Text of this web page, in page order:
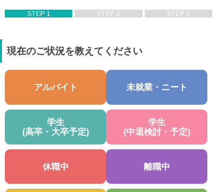
STEP 1 STEP 2 STEP 3
現在のご状況を教えてください
アルバイト 未就業・ニート
学生
(高卒・大卒予定)
学生
(中退検討・予定)
休職中 離職中